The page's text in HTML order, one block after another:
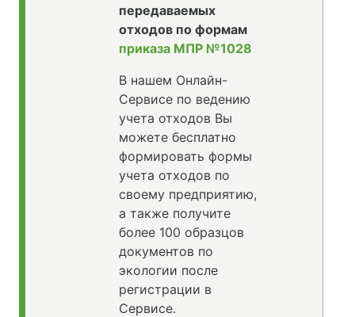
передаваемых
отходов по формам
приказа МПР №1028
В нашем Онлайн-
Сервисе по ведению
учета отходов Вы
можете бесплатно
формировать формы
учета отходов по
своему предприятию,
а также получите
более 100 образцов
документов по
экологии после
регистрации в
Сервисе.